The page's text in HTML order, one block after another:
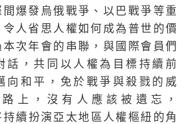
爆發烏俄戰爭、以巴戰爭等重
人省思人權如何成為普世的價
次年會的串聯，與國際會員們
話，共同以人權為目標持續前
向和平，免於戰爭與殺戮的威
上，沒有人應該被遺忘，
持續扮演亞太地區人權樞紐的角